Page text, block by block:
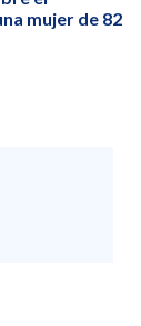
mujer de 82